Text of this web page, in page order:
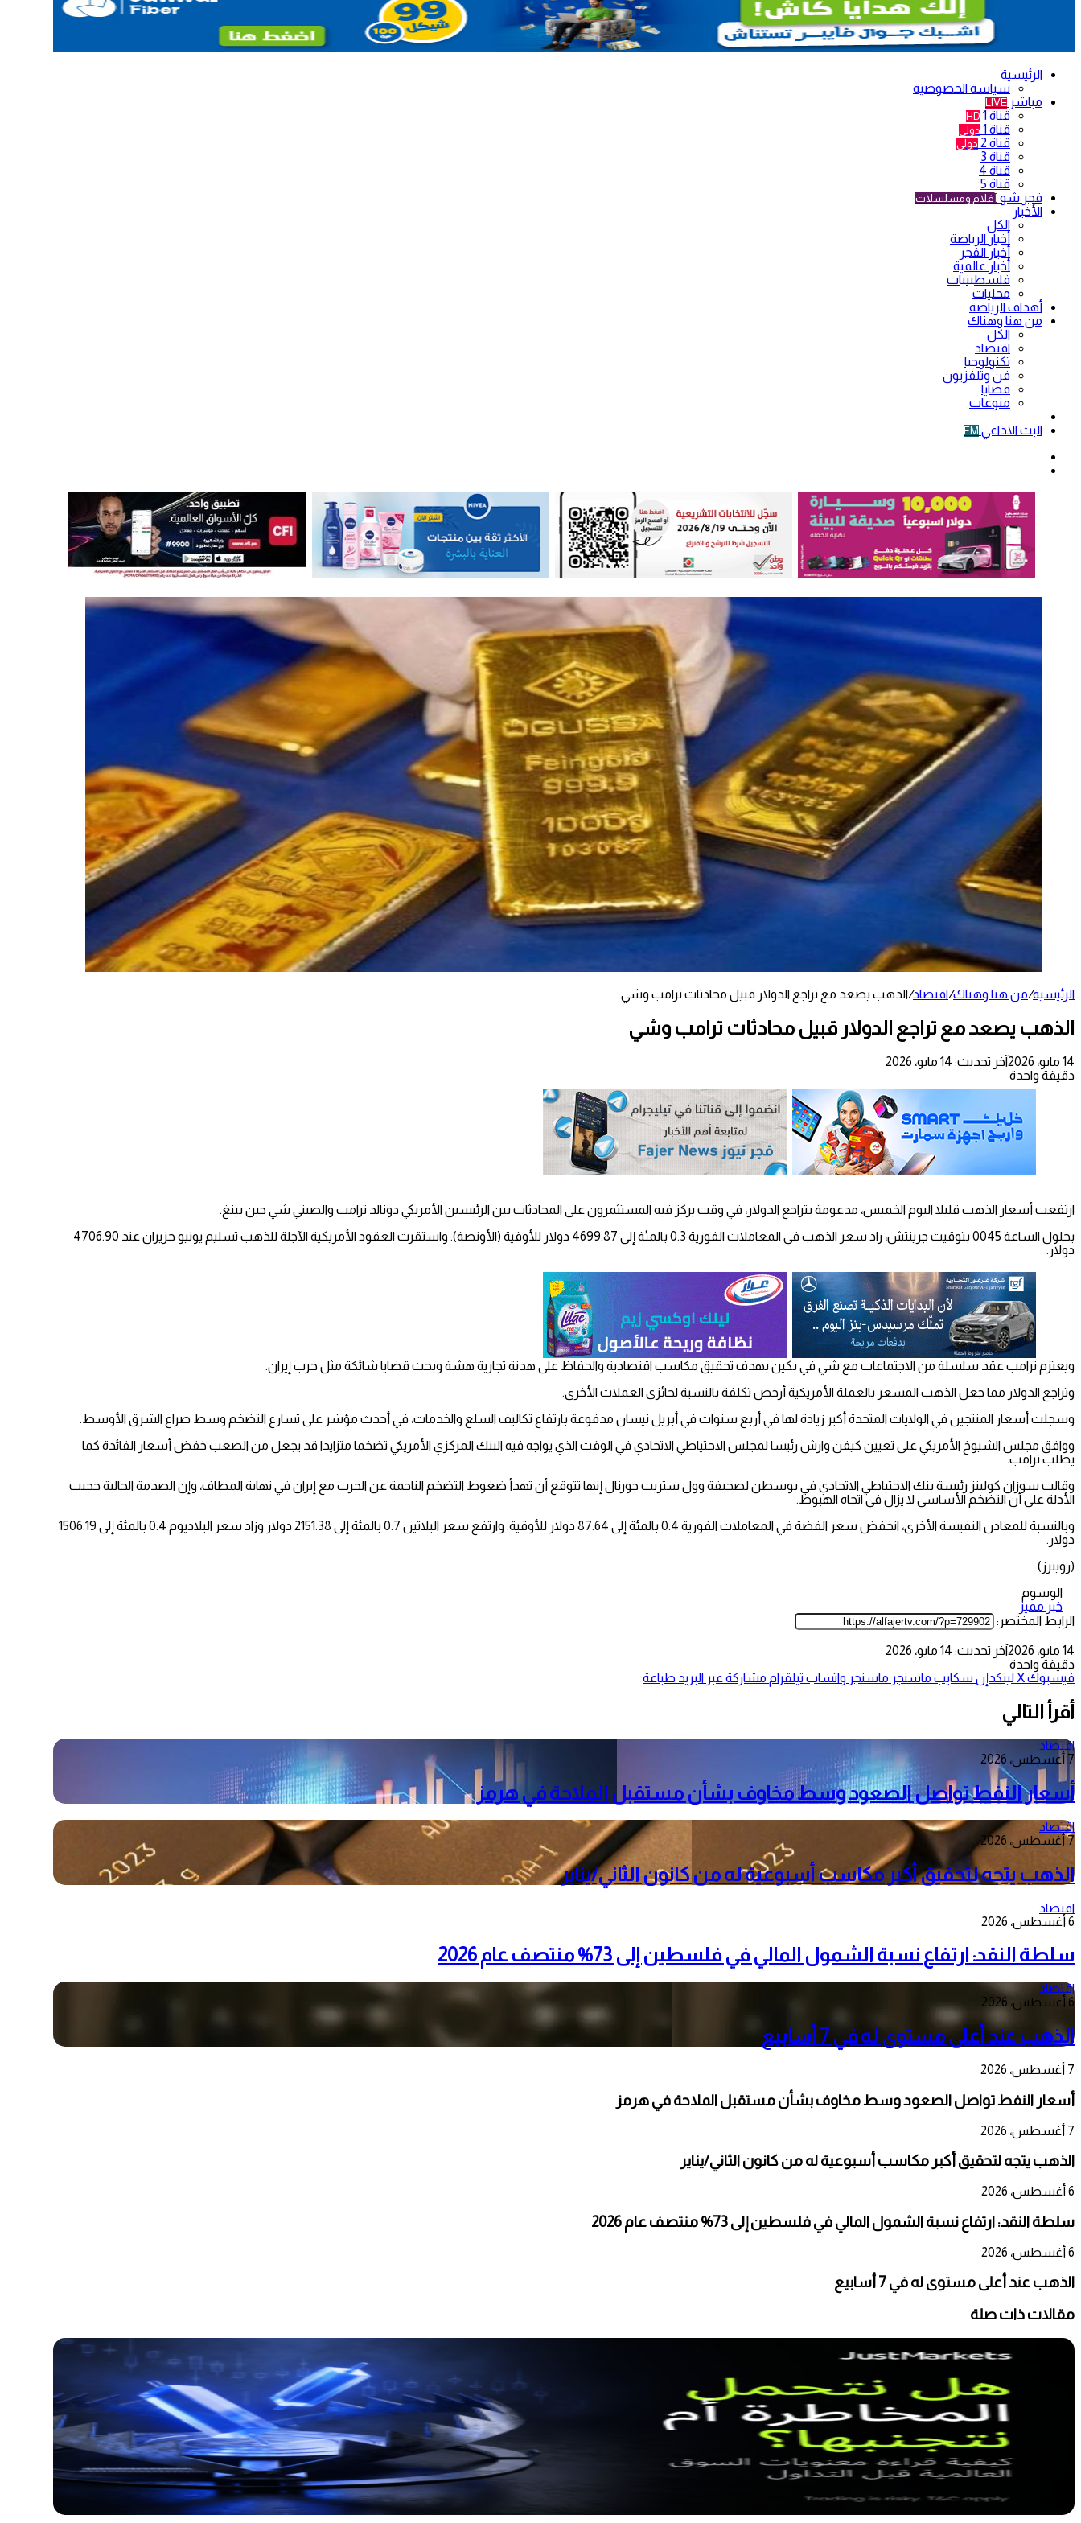
الرئيسية
سياسة الخصوصية
مباشر LIVE
قناة 1 HD
قناة 1 دولي
قناة 2 دولي
قناة 3
قناة 4
قناة 5
فجر شو أفلام ومسلسلات
الأخبار
الكل
أخبار الرياضة
أخبار الفجر
أخبار عالمية
فلسطينيات
محليات
أهداف الرياضة
من هنا وهناك
الكل
اقتصاد
تكنولوجيا
فن وتلفزيون
قضايا
منوعات
البث الاذاعي FM
الرئيسية/من هنا وهناك/اقتصاد/الذهب يصعد مع تراجع الدولار قبيل محادثات ترامب وشي
الذهب يصعد مع تراجع الدولار قبيل محادثات ترامب وشي
14 مايو، 2026
آخر تحديث: 14 مايو، 2026
دقيقة واحدة
ارتفعت أسعار الذهب قليلا اليوم الخميس، مدعومة بتراجع الدولار، في وقت يركز فيه المستثمرون على المحادثات بين الرئيسين ‌الأمريكي دونالد ترامب والصيني شي جين بينغ.
بحلول الساعة 0045 بتوقيت جرينتش، زاد سعر الذهب في المعاملات الفورية 0.3 بالمئة إلى 4699.87 دولار للأوقية (الأونصة). واستقرت العقود الأمريكية الآجلة للذهب تسليم يونيو حزيران عند 4706.90
دولار.
ويعتزم ترامب عقد سلسلة من الاجتماعات مع شي في بكين بهدف تحقيق مكاسب اقتصادية والحفاظ على هدنة تجارية هشة وبحث قضايا شائكة مثل حرب إيران.
وتراجع الدولار مما جعل الذهب المسعر بالعملة الأمريكية أرخص تكلفة بالنسبة لحائزي العملات الأخرى.
وسجلت أسعار المنتجين في الولايات المتحدة أكبر زيادة لها في أربع سنوات في أبريل نيسان مدفوعة بارتفاع تكاليف السلع والخدمات، في أحدث مؤشر على تسارع التضخم وسط صراع الشرق الأوسط.
ووافق مجلس الشيوخ الأمريكي على تعيين كيفن وارش رئيسا لمجلس الاحتياطي الاتحادي في الوقت ‌الذي يواجه فيه البنك المركزي الأمريكي تضخما متزايدا قد يجعل من الصعب ‌خفض أسعار الفائدة كما
يطلب ترامب.
وقالت سوزان كولينز رئيسة بنك الاحتياطي الاتحادي في بوسطن لصحيفة وول ستريت جورنال إنها تتوقع ‌أن تهدأ ضغوط التضخم الناجمة عن الحرب مع إيران في نهاية المطاف، وإن الصدمة الحالية حجبت
الأدلة على أن التضخم الأساسي لا يزال في اتجاه الهبوط.
وبالنسبة للمعادن النفيسة الأخرى، انخفض سعر الفضة في المعاملات الفورية 0.4 بالمئة إلى 87.64 دولار للأوقية. وارتفع سعر البلاتين 0.7 بالمئة إلى 2151.38 دولار وزاد سعر البلاديوم 0.4 بالمئة إلى 1506.19
دولار.
(رويترز)
الوسوم
خبر مميز
الرابط المختصر:
14 مايو، 2026
آخر تحديث: 14 مايو، 2026
دقيقة واحدة
فيسبوك‫Xلينكدإن سكايب ماسنجر ماسنجر واتساب تيلقرام مشاركة عبر البريد طباعة
أقرأ التالي
اقتصاد
7 أغسطس، 2026
أسعار النفط تواصل الصعود وسط مخاوف بشأن مستقبل الملاحة في هرمز
اقتصاد
7 أغسطس، 2026
الذهب يتجه لتحقيق أكبر مكاسب أسبوعية له من كانون الثاني/يناير
اقتصاد
6 أغسطس، 2026
سلطة النقد: ارتفاع نسبة الشمول المالي في فلسطين إلى 73% منتصف عام 2026
اقتصاد
6 أغسطس، 2026
الذهب عند أعلى مستوى له في 7 أسابيع
7 أغسطس، 2026
أسعار النفط تواصل الصعود وسط مخاوف بشأن مستقبل الملاحة في هرمز
7 أغسطس، 2026
الذهب يتجه لتحقيق أكبر مكاسب أسبوعية له من كانون الثاني/يناير
6 أغسطس، 2026
سلطة النقد: ارتفاع نسبة الشمول المالي في فلسطين إلى 73% منتصف عام 2026
6 أغسطس، 2026
الذهب عند أعلى مستوى له في 7 أسابيع
مقالات ذات صلة